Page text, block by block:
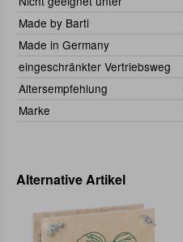
Made by Bartl
Made in Germany
eingeschränkter Vertriebsweg
Altersempfehlung
Marke
Alternative Artikel